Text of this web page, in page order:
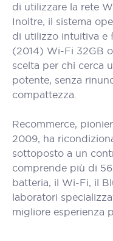
di utilizzare la rete
Inoltre, il sistema
di utilizzo intuitiva e
(2014) Wi-Fi 32GB
scelta per chi cerca
potente, senza
compattezza.
Recommerce,
2009, ha
sottoposto a un
comprende più di
batteria, il Wi-Fi, il
laboratori
migliore esperienza